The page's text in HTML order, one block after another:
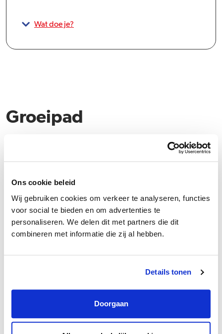
Ons cookie beleid
Wij gebruiken cookies om verkeer te analyseren, functies
voor social te bieden en om advertenties te
personaliseren. We delen dit met partners die dit
combineren met informatie die zij al hebben.
Details tonen
Doorgaan
Wat doe je?
Groeipad
horeca- en visspecialiteitenbranche te verkennen, van keuken tot
vooraf vastgelegd groeipad, wat ruimte biedt voor individuele
voorkeuren en ambities. Doorgaans start men bij Simonis in het
restaurant, maar medewerkers hebben de vrijheid om aan te geven
waar hun interesse en ontwikkelingswensen liggen. Zo kan
iedereen bij Simonis op eigen wijze en tempo groeien binnen de
Keukenmedewerker
Medewerker